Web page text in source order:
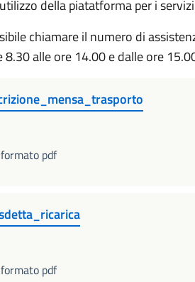
della piatatforma per i
chiamare il numero di
alle ore 14.00 e dalle ore
pdf
pdf